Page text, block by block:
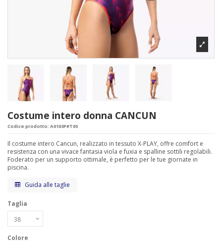
Costume intero donna CANCUN
Codice prodotto: A0103P#T05
Il costume intero Cancun, realizzato in tessuto X-PLAY, offre comfort e
resistenza con una vivace fantasia viola e fuxia e spalline sottili regolabili.
Foderato per un supporto ottimale, è perfetto per le tue giornate in
piscina.
Guida alle taglie
Taglia
Colore